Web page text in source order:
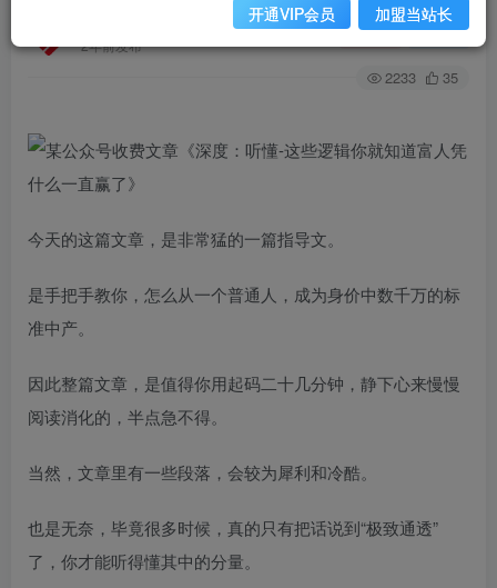
2年前发布
关注 私信
2233 35
今天的这篇文章，是非常猛的一篇指导文。
是手把手教你，怎么从一个普通人，成为身价中数千万的标
准中产。
因此整篇文章，是值得你用起码二十几分钟，静下心来慢慢
阅读消化的，半点急不得。
当然，文章里有一些段落，会较为犀利和冷酷。
也是无奈，毕竟很多时候，真的只有把话说到“极致通透”
了，你才能听得懂其中的分量。
开通VIP会员 加盟当站长